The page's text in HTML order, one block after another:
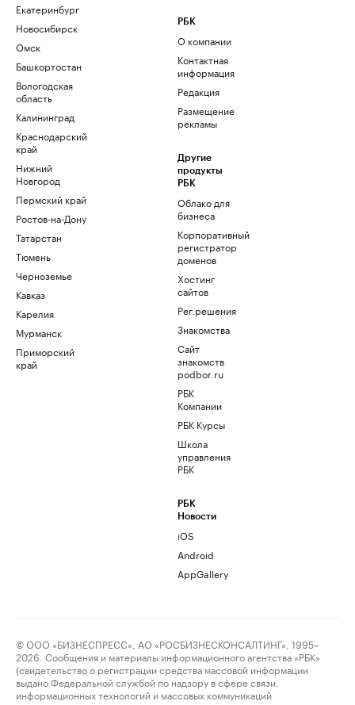
Екатеринбург
Новосибирск
Омск
Башкортостан
Вологодская
область
Калининград
Краснодарский
край
Нижний
Новгород
Пермский край
Ростов-на-Дону
Татарстан
Тюмень
Черноземье
Кавказ
Карелия
Мурманск
Приморский
край
РБК
О компании
Контактная
информация
Редакция
Размещение
рекламы
Другие
продукты
РБК
Облако для
бизнеса
Корпоративный
регистратор
доменов
Хостинг
сайтов
Рег.решения
Знакомства
Сайт
знакомств
podbor.ru
РБК
Компании
РБК Курсы
Школа
управления
РБК
РБК
Новости
iOS
Android
AppGallery
© ООО «БИЗНЕСПРЕСС», АО «РОСБИЗНЕСКОНСАЛТИНГ», 1995–
2026. Сообщения и материалы информационного агентства «РБК»
(свидетельство о регистрации средства массовой информации
выдано Федеральной службой по надзору в сфере связи,
информационных технологий и массовых коммуникаций